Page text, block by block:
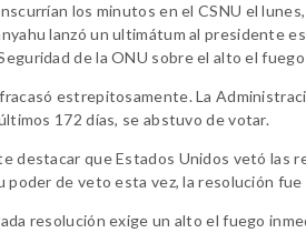
los minutos en el CSNU el
lanzó un ultimátum al presidente
de la ONU sobre el alto el
fracasó estrepitosamente. La
172 días, se abstuvo de votar.
destacar que Estados Unidos vetó las
poder de veto esta vez, la resolución
resolución exige un alto el fuego